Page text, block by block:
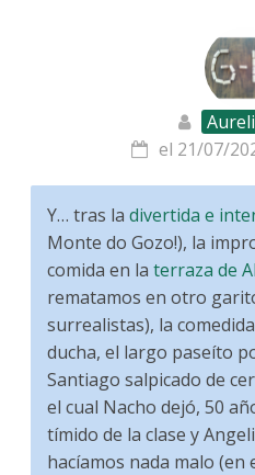
el 21/07/
Y… tras ladivertida e
Monte do Gozo!), la
comida en laterraza de
rematamos en otro
surrealistas), la
ducha, el largo paseíto
Santiago salpicado de
el cual Nacho dejó, 50
tímido de la clase y
hacíamos nada malo (en